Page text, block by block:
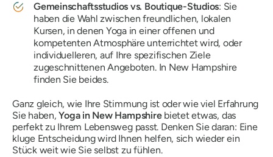
Gemeinschaftsstudios vs. Boutique-Studios: Sie
haben die Wahl zwischen freundlichen, lokalen
Kursen, in denen Yoga in einer offenen und
kompetenten Atmosphäre unterrichtet wird, oder
individuelleren, auf Ihre spezifischen Ziele
zugeschnittenen Angeboten. In New Hampshire
finden Sie beides.
Ganz gleich, wie Ihre Stimmung ist oder wie viel Erfahrung
Sie haben,Yoga in New Hampshirebietet etwas, das
perfekt zu Ihrem Lebensweg passt. Denken Sie daran: Eine
kluge Entscheidung wird Ihnen helfen, sich wieder ein
Stück weit wie Sie selbst zu fühlen.